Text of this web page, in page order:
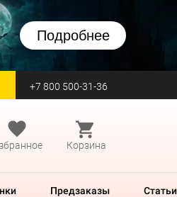
Подробнее
+7 800 500-31-36
Корзина
Предзаказы Статьи